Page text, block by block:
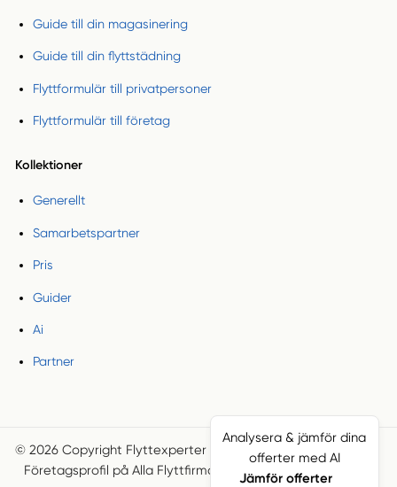
Guide till din magasinering
Guide till din flyttstädning
Flyttformulär till privatpersoner
Flyttformulär till företag
Kollektioner
Generellt
Samarbetspartner
Pris
Guider
Ai
Partner
© 2026 Copyright Flyttexperter Villkor
Sajtkarta
Företagsprofil på Alla Flyttfirmor
Smartproduktion
Analysera & jämför dina
offerter med AI
Jämför offerter